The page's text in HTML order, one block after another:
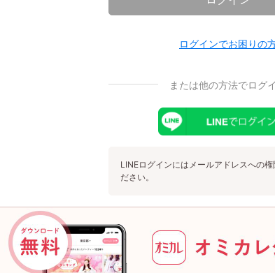
ログインでお困りの
または他の方法でログ
LINEログインにはメールアドレスへの権
ださい。